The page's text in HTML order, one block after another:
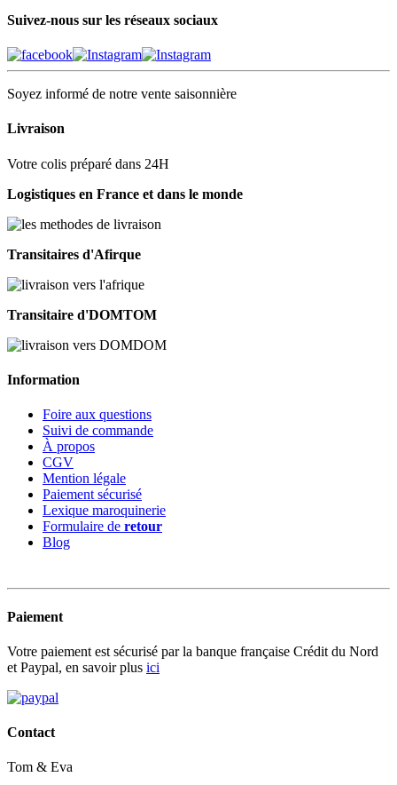
Suivez-nous sur les réseaux sociaux
Soyez informé de notre vente saisonnière
Livraison
Votre colis préparé dans 24H
Logistiques en France et dans le monde
Transitaires d'Afirque
Transitaire d'DOMTOM
Information
Foire aux questions
Suivi de commande
À propos
CGV
Mention légale
Paiement sécurisé
Lexique maroquinerie
Formulaire de retour
Blog
Paiement
Votre paiement est sécurisé par la banque française Crédit du Nord
et Paypal, en savoir plus ici
Contact
Tom & Eva